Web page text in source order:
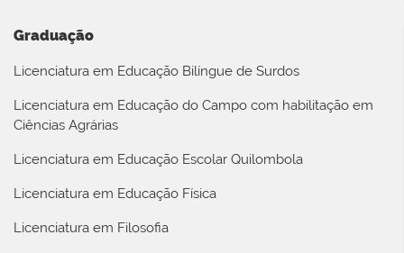
Graduação
Licenciatura em Educação Bilíngue de Surdos
Licenciatura em Educação do Campo com habilitação em
Ciências Agrárias
Licenciatura em Educação Escolar Quilombola
Licenciatura em Educação Física
Licenciatura em Filosofia